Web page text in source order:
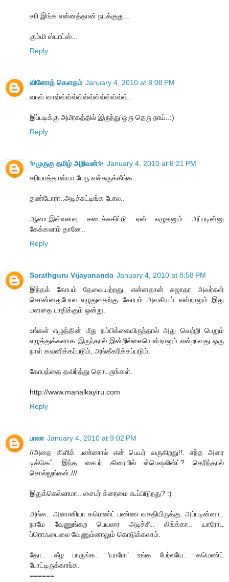
சரி இங்க என்னத்தான் நடக்குது...
கும்மி ஸ்டாட்ஸ்...
Reply
வினோத் கெளதம் January 4, 2010 at 8:08 PM
வாவ் வாவ்வ்வ்வ்வ்வ்வ்வ்வ்வ்வ்வ்வ்..
இப்படிக்கு அமீரகத்தில் இருந்து ஒரு தெரு நாய்..:)
Reply
✨முருகு தமிழ் அறிவன்✨ January 4, 2010 at 8:21 PM
சரியாத்தான்யா பேரு வச்சுருக்கீங்க..
தண்டோரா..அடிச்சுட்டிங்க போல..
ஆனா,இவ்வளவு சடைச்சுகிட்டு ஏன் எழுதனும் அப்படின்னு
கேக்கலாம் தானே..
Reply
Sarathguru Vijayananda January 4, 2010 at 8:58 PM
இந்தக் கோபம் தேவையற்றது. என்னதான் சுஜாதா அவர்கள்
சொன்னதுபோல எழுதுவதற்கு கோபம் அவசியம் என்றாலும் இது
மனதை பாதிக்கும் ஒன்று.
உங்கள் எழுத்தின் மீது நம்பிக்கையிருந்தால் அது வெற்றி பெறும்
எழுத்துக்களாக இருந்தால் இன்றில்லையென்றாலும் என்றாவது ஒரு
நாள் கவனிக்கப்படும், அங்கீகரிக்கப்படும்.
கோபத்தை தவிர்த்து தொடருங்கள்.
http://www.manalkayiru.com
Reply
பாலா January 4, 2010 at 9:02 PM
//அதை கிளிக் பண்ணால் என் பெயர் வருகிறது!!. எந்த அரை
டிக்கெட் இந்த சைபர் கிரைமில் ஸ்பெஷலிஸ்ட்? தெரிந்தால்
சொல்லுங்கள்.///
இதுக்கெல்லாமா.. சைபர் க்ரைமை கூப்பிடுறது? :)
அங்க.. அனானியா கமெண்ட் பண்ண வசதியிருக்கு. அப்படின்னா..
நாமே வேணுங்கற பெயரை அடிச்சி.. லிங்க்கா.. யாரோட
ப்ரொஃபைலை வேணும்னாலும் கொடுக்கலாம்.
தோ.. கீழ பாருங்க.. ‘யாரோ’ உங்க பேர்லயே.. கமெண்ட்
போட்டிருக்காங்க.
======